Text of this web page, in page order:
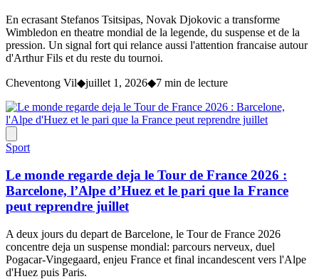
En ecrasant Stefanos Tsitsipas, Novak Djokovic a transforme
Wimbledon en theatre mondial de la legende, du suspense et de la
pression. Un signal fort qui relance aussi l'attention francaise autour
d'Arthur Fils et du reste du tournoi.
Cheventong Vil◆juillet 1, 2026◆7 min de lecture
Sport
Le monde regarde deja le Tour de France 2026 :
Barcelone, l’Alpe d’Huez et le pari que la France
peut reprendre juillet
A deux jours du depart de Barcelone, le Tour de France 2026
concentre deja un suspense mondial: parcours nerveux, duel
Pogacar-Vingegaard, enjeu France et final incandescent vers l'Alpe
d'Huez puis Paris.